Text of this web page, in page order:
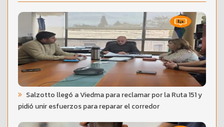
Salzotto llegó a Viedma para reclamar por la Ruta 151 y
pidió unir esfuerzos para reparar el corredor